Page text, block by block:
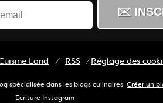
Land ⁄ RSS ⁄Réglage des
spécialisée dans les blogs culinaires. Créer un
Ecriture Instagram